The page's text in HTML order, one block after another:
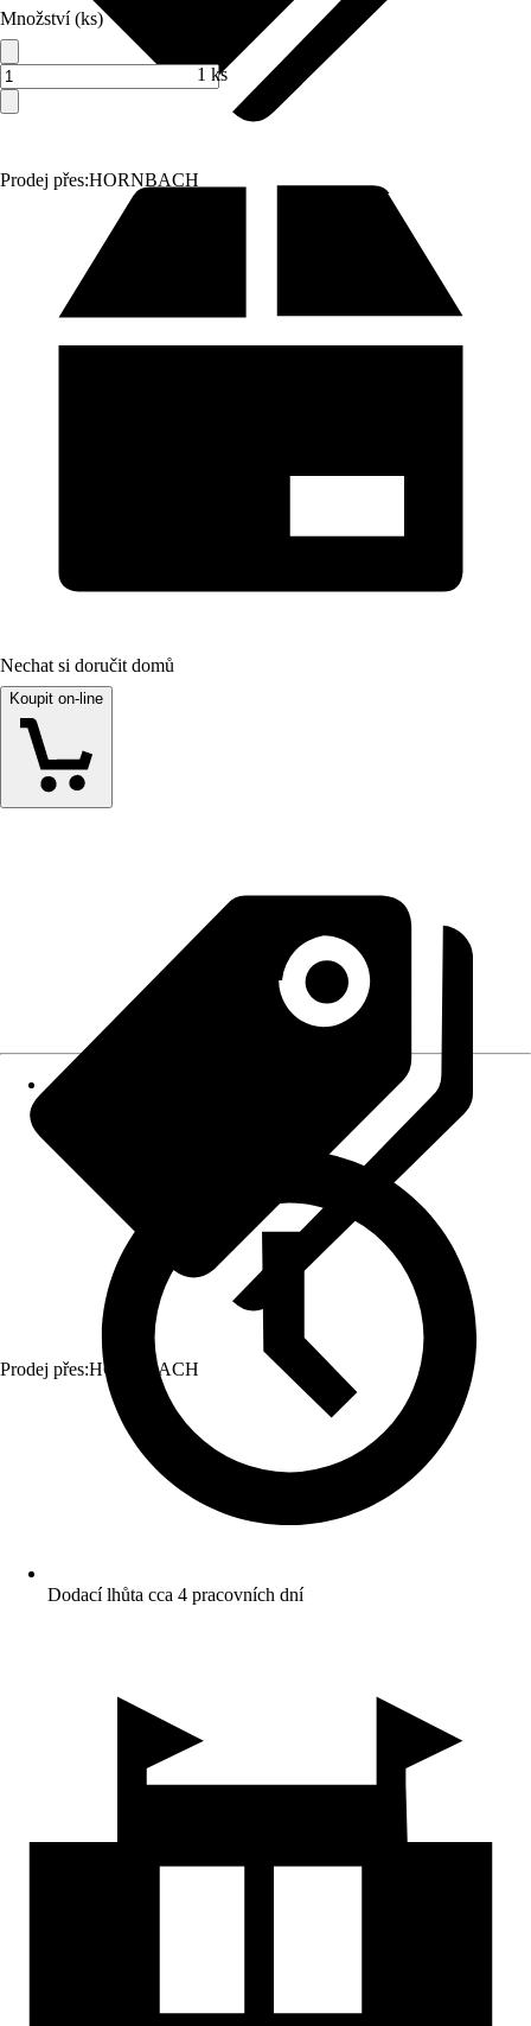
Prodej přes:HORNBACH
Množství (ks)
1 ks
Nechat si doručit domů
Koupit on-line
Prodej přes:HORNBACH
Dodací lhůta cca 4 pracovních dní